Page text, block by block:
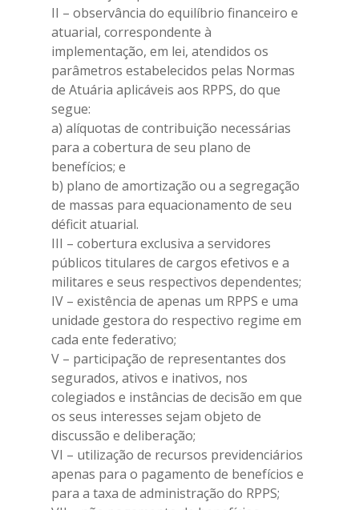
II – observância do equilíbrio financeiro e
atuarial, correspondente à
implementação, em lei, atendidos os
parâmetros estabelecidos pelas Normas
de Atuária aplicáveis aos RPPS, do que
segue:
a) alíquotas de contribuição necessárias
para a cobertura de seu plano de
benefícios; e
b) plano de amortização ou a segregação
de massas para equacionamento de seu
déficit atuarial.
III – cobertura exclusiva a servidores
públicos titulares de cargos efetivos e a
militares e seus respectivos dependentes;
IV – existência de apenas um RPPS e uma
unidade gestora do respectivo regime em
cada ente federativo;
V – participação de representantes dos
segurados, ativos e inativos, nos
colegiados e instâncias de decisão em que
os seus interesses sejam objeto de
discussão e deliberação;
VI – utilização de recursos previdenciários
apenas para o pagamento de benefícios e
para a taxa de administração do RPPS;